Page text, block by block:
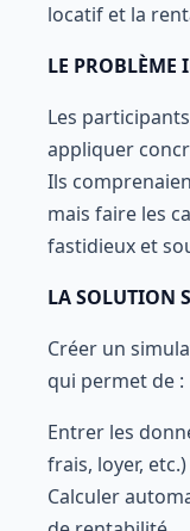
locatif et la
LE PROBLÈME
Les
appliquer
Ils
mais faire les
fastidieux et
LA SOLUTION
Créer un
qui permet de :
Entrer les
frais, loyer, etc.)
Calculer